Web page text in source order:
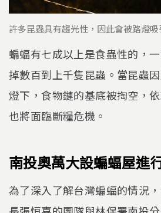
許多昆蟲具有趨光性，因此會被路燈吸
蝙蝠有七成以上是食蟲性的，
掉數百到上千隻昆蟲。當昆蟲
燈下，食物鏈的基底被掏空，
也將面臨斷糧危機。
南投奧萬大設蝙蝠屋進
為了深入了解台灣蝙蝠的情況